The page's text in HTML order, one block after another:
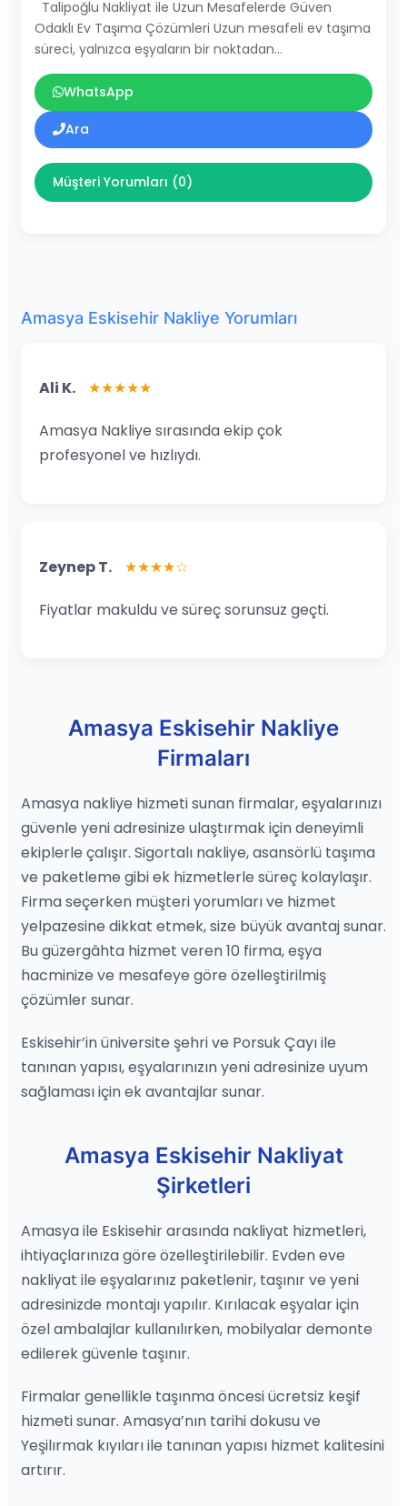
Talipoğlu Nakliyat ile Uzun Mesafelerde Güven
Odaklı Ev Taşıma Çözümleri Uzun mesafeli ev taşıma
süreci, yalnızca eşyaların bir noktadan…
WhatsApp
Ara
Müşteri Yorumları (0)
Amasya Eskisehir Nakliye Yorumları
Ali K. ★★★★★
Amasya Nakliye sırasında ekip çok
profesyonel ve hızlıydı.
Zeynep T. ★★★★☆
Fiyatlar makuldu ve süreç sorunsuz geçti.
Amasya Eskisehir Nakliye
Firmaları
Amasya nakliye hizmeti sunan firmalar, eşyalarınızı
güvenle yeni adresinize ulaştırmak için deneyimli
ekiplerle çalışır. Sigortalı nakliye, asansörlü taşıma
ve paketleme gibi ek hizmetlerle süreç kolaylaşır.
Firma seçerken müşteri yorumları ve hizmet
yelpazesine dikkat etmek, size büyük avantaj sunar.
Bu güzergâhta hizmet veren 10 firma, eşya
hacminize ve mesafeye göre özelleştirilmiş
çözümler sunar.
Eskisehir’in üniversite şehri ve Porsuk Çayı ile
tanınan yapısı, eşyalarınızın yeni adresinize uyum
sağlaması için ek avantajlar sunar.
Amasya Eskisehir Nakliyat
Şirketleri
Amasya ile Eskisehir arasında nakliyat hizmetleri,
ihtiyaçlarınıza göre özelleştirilebilir. Evden eve
nakliyat ile eşyalarınız paketlenir, taşınır ve yeni
adresinizde montajı yapılır. Kırılacak eşyalar için
özel ambalajlar kullanılırken, mobilyalar demonte
edilerek güvenle taşınır.
Firmalar genellikle taşınma öncesi ücretsiz keşif
hizmeti sunar. Amasya’nın tarihi dokusu ve
Yeşilırmak kıyıları ile tanınan yapısı hizmet kalitesini
artırır.